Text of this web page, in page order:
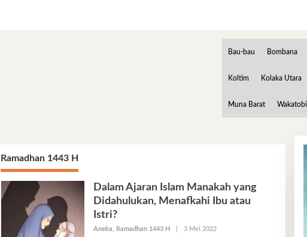
Bau-bau Bombana
Koltim Kolaka Utara
Muna Barat Wakatobi
Ramadhan 1443 H
Dalam Ajaran Islam Manakah yang
Didahulukan, Menafkahi Ibu atau
Istri?
Aneka Ramadhan 1443 H 3 Mei 2022Oleh